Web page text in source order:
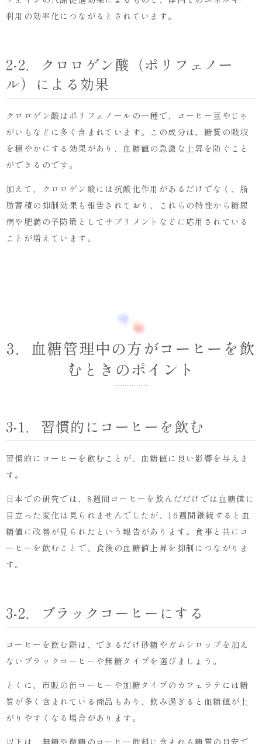
利用の効率化につながるとされています。
2-2．クロロゲン酸（ポリフェノー
ル）による効果
クロロゲン酸はポリフェノールの一種で、コーヒー豆やじゃ
がいもなどに多く含まれています。この成分は、糖質の吸収
を穏やかにする効果があり、血糖値の急激な上昇を防ぐこと
ができるのです。
加えて、クロロゲン酸には抗酸化作用があるだけでなく、脂
肪蓄積の抑制効果も報告されており、これらの特性から糖尿
病や肥満の予防策としてサプリメントなどに応用されている
ことが増えています。
3．血糖管理中の方がコーヒーを飲
むときのポイント
3-1．習慣的にコーヒーを飲む
習慣的にコーヒーを飲むことが、血糖値に良い影響を与えま
す。
日本での研究では、8週間コーヒーを飲んだだけでは血糖値に
目立った変化は見られませんでしたが、16週間継続すると血
糖値に改善が見られたという報告があります。食事と共にコ
ーヒーを飲むことで、食後の血糖値上昇を抑制につながりま
す。
3-2．ブラックコーヒーにする
コーヒーを飲む際は、できるだけ砂糖やガムシロップを加え
ないブラックコーヒーや無糖タイプを選びましょう。
とくに、市販の缶コーヒーや加糖タイプのカフェラテには糖
質が多く含まれている商品もあり、飲み過ぎると血糖値が上
がりやすくなる場合があります。